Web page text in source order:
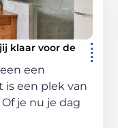
klaar voor de
een
een plek van
je nu je dag